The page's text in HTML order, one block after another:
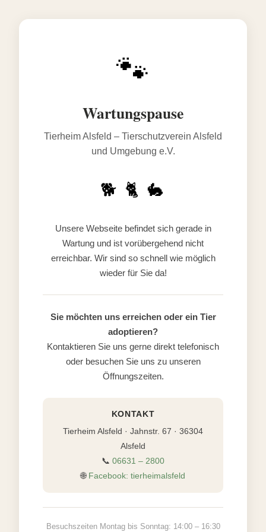
🐾
Wartungspause
Tierheim Alsfeld – Tierschutzverein Alsfeld
und Umgebung e.V.
🐕 🐈 🐇
Unsere Webseite befindet sich gerade in
Wartung und ist vorübergehend nicht
erreichbar. Wir sind so schnell wie möglich
wieder für Sie da!
Sie möchten uns erreichen oder ein Tier
adoptieren?
Kontaktieren Sie uns gerne direkt telefonisch
oder besuchen Sie uns zu unseren
Öffnungszeiten.
KONTAKT
Tierheim Alsfeld · Jahnstr. 67 · 36304
Alsfeld
📞 06631 – 2800
🌐 Facebook: tierheimalsfeld
Besuchszeiten Montag bis Sonntag: 14:00 – 16:30